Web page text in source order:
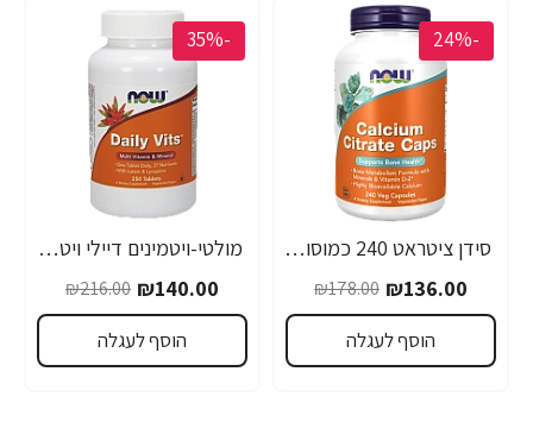
-24%
סידן ציטראט 240 כמוסות - מבית NOW FOODS
₪136.00
₪178.00
הוסף לעגלה
-35%
מולטי-ויטמינים דיילי ויטס 250 טבליות - מבית NOW FOODS
₪140.00
₪216.00
הוסף לעגלה